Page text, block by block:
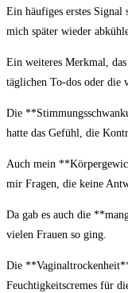
Ein häufiges⁢ erstes
mich später wieder
Ein weiteres Merkmal,
täglichen To-dos oder⁣ die
Die
hatte das Gefühl, die⁣
Auch mein
mir Fragen, die keine
Da gab es auch die
vielen Frauen so ging.
Die
Feuchtigkeitscremes‍ für